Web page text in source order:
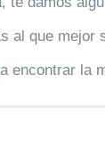
al que mejor
encontrar la